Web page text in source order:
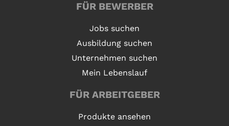
FÜR BEWERBER
Jobs suchen
Ausbildung suchen
Unternehmen suchen
Mein Lebenslauf
FÜR ARBEITGEBER
Produkte ansehen